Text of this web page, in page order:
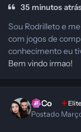
35 minutos
Sou Rodrilleto e
com jogos de
conhecimento eu
Bem vindo irmao!
SeCo Elite
Postado